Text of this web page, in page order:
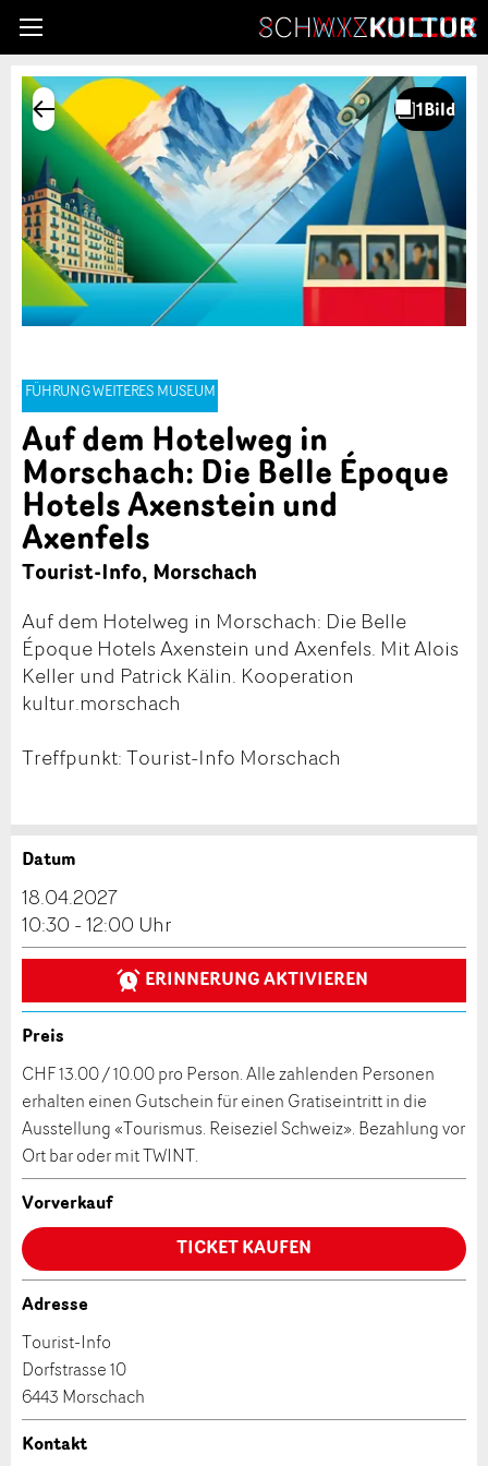
FÜHRUNG WEITERES MUSEUM
Auf dem Hotelweg in
Morschach: Die Belle Époque
Hotels Axenstein und
Axenfels
Tourist-Info, Morschach
Auf dem Hotelweg in Morschach: Die Belle
Époque Hotels Axenstein und Axenfels. Mit Alois
Keller und Patrick Kälin. Kooperation
kultur.morschach
Treffpunkt: Tourist-Info Morschach
Anzeige beanstanden
Ihr Feedback wird sehr geschätzt!
Allgemeines Feedback
Anzeige nicht mehr gültig
Nachricht
Anzeige weiterempfehlen
Empfehlen Sie diese Anzeige an Freunde weiter.
* Eingabe erforderlich
ANZEIGE WEITEREMPFEHLEN
Schliessen
Reservation
Veranstaltungsdatum *:
Vorname / Nachname *:
Firma / Organisation:
Adresszusatz:
Strasse und Nr. *:
Datum
18.04.2027
10:30 - 12:00 Uhr
ERINNERUNG AKTIVIEREN
Preis
CHF 13.00 / 10.00 pro Person. Alle zahlenden Personen
erhalten einen Gutschein für einen Gratiseintritt in die
Ausstellung «Tourismus. Reiseziel Schweiz». Bezahlung vor
Ort bar oder mit TWINT.
Vorverkauf
TICKET KAUFEN
Adresse
Tourist-Info
Dorfstrasse 10
6443 Morschach
Kontakt